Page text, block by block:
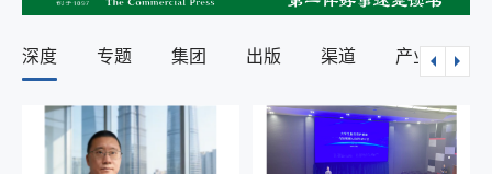
深度 专题 集团 出版 渠道 产业观察
“悦读中医”杯科普讲师团选拔决赛圆满落幕